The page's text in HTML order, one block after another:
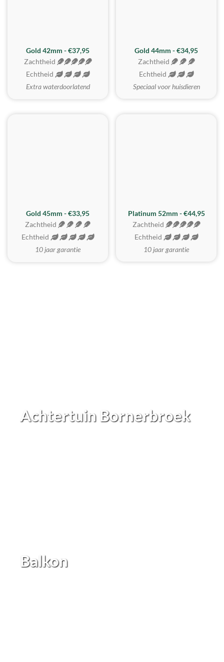
ZACHTSTE
Gold 42mm - €37,95
Zachtheid
Echtheid
Extra waterdoorlatend
Gold 44mm - €34,95
Zachtheid
Echtheid
Speciaal voor huisdieren
REALISTISCH
Gold 45mm - €33,95
Zachtheid
Echtheid
10 jaar garantie
ZACHTSTE
Platinum 52mm - €44,95
Zachtheid
Echtheid
10 jaar garantie
Achtertuin Bornerbroek
Balkon